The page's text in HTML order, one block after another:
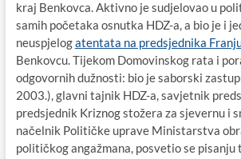
kraj Benkovca. Aktivno je sudjelovao u
samih početaka osnutka HDZ-a, a bio je i
neuspjelogatentata na predsjednika
Benkovcu. Tijekom Domovinskog rata i
odgovornih dužnosti: bio je saborski
2003.), glavni tajnik HDZ-a, savjetnik
predsjednik Kriznog stožera za sjevernu i
načelnik Političke uprave Ministarstva
političkog angažmana, posvetio se pisanju